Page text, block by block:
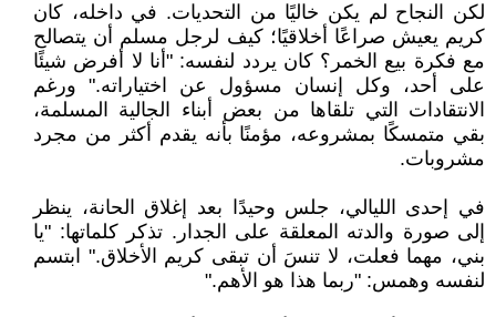
لكن النجاح لم يكن خاليًا من التحديات. في داخله، كان
كريم يعيش صراعًا أخلاقيًا؛ كيف لرجل مسلم أن يتصالح
مع فكرة بيع الخمر؟ كان يردد لنفسه: "أنا لا أفرض شيئًا
على أحد، وكل إنسان مسؤول عن اختياراته." ورغم
الانتقادات التي تلقاها من بعض أبناء الجالية المسلمة،
بقي متمسكًا بمشروعه، مؤمنًا بأنه يقدم أكثر من مجرد
مشروبات.
في إحدى الليالي، جلس وحيدًا بعد إغلاق الحانة، ينظر
إلى صورة والدته المعلقة على الجدار. تذكر كلماتها: "يا
بني، مهما فعلت، لا تنسَ أن تبقى كريم الأخلاق." ابتسم
لنفسه وهمس: "ربما هذا هو الأهم."